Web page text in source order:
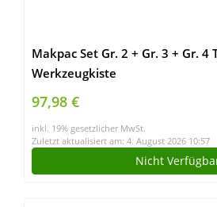
Makpac Set Gr. 2 + Gr. 3 + Gr.
Werkzeugkiste
97,98 €
inkl. 19% gesetzlicher MwSt.
Zuletzt aktualisiert am: 4. August 2026 10:57
Nicht